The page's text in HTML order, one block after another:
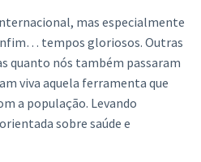
mas especialmente
tempos gloriosos. Outras
quanto nós também passaram
viva aquela ferramenta que
a população. Levando
sobre saúde e